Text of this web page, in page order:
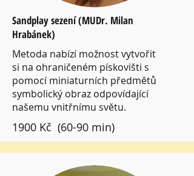
Sandplay sezení (MUDr. Milan
Hrabánek)
Metoda nabízí možnost vytvořit
si na ohraničeném pískovišti s
pomocí miniaturních předmětů
symbolický obraz odpovídající
našemu vnitřnímu světu.
1900 Kč (60-90 min)